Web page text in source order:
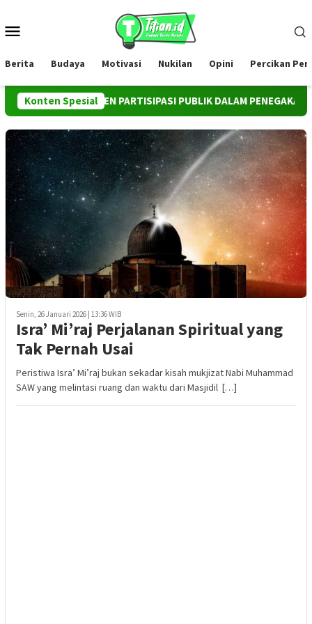
konten
Berita Budaya Motivasi Nukilan Opini Percikan
Konten Spesial
INSTRUMEN PARTISIPASI PUBLIK DALAM PENEGAKAN HUKUM
Senin, 26 Januari 2026 | 13:36 WIB
Isra’ Mi’raj Perjalanan Spiritual yang
Tak Pernah Usai
Peristiwa Isra’ Mi’raj bukan sekadar kisah mukjizat Nabi Muhammad
SAW yang melintasi ruang dan waktu dari Masjidil […]